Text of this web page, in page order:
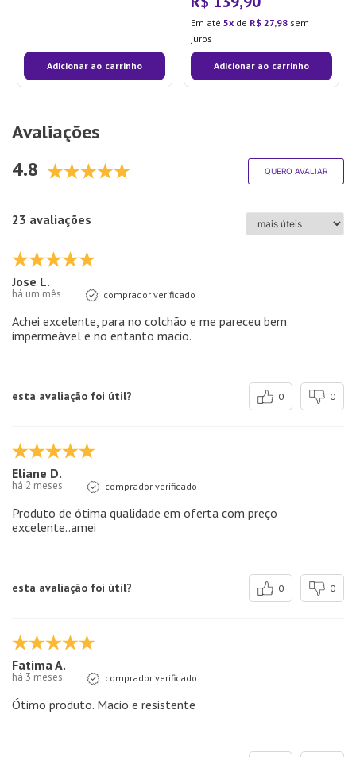
Adicionar ao carrinho
Em até 5 de R$ 27,98 sem
juros
Adicionar ao carrinho
Avaliações
4.8
QUERO AVALIAR
23 avaliações
Jose L.
há um mês comprador verificado
Achei excelente, para no colchão e me pareceu bem
impermeável e no entanto macio.
esta avaliação foi útil? 0 0
Eliane D.
há 2 meses comprador verificado
Produto de ótima qualidade em oferta com preço
excelente..amei
esta avaliação foi útil? 0 0
Fatima A.
há 3 meses comprador verificado
Ótimo produto. Macio e resistente